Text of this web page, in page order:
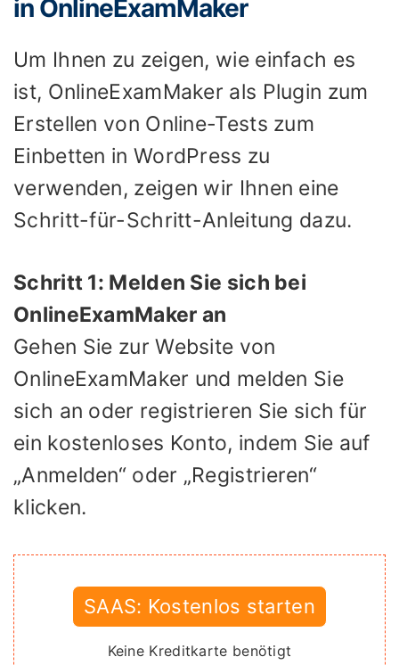
in OnlineExamMaker
Um Ihnen zu zeigen, wie einfach es
ist, OnlineExamMaker als Plugin zum
Erstellen von Online-Tests zum
Einbetten in WordPress zu
verwenden, zeigen wir Ihnen eine
Schritt-für-Schritt-Anleitung dazu.
Schritt 1: Melden Sie sich bei
OnlineExamMaker an
Gehen Sie zur Website von
OnlineExamMaker und melden Sie
sich an oder registrieren Sie sich für
ein kostenloses Konto, indem Sie auf
„Anmelden“ oder „Registrieren“
klicken.
SAAS: Kostenlos starten
Keine Kreditkarte benötigt